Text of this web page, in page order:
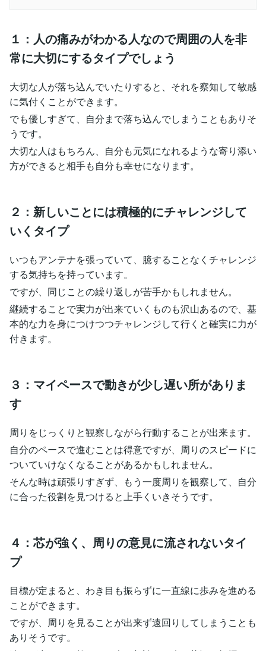
１：人の痛みがわかる人なので周囲の人を非
常に大切にするタイプでしょう
大切な人が落ち込んでいたりすると、それを察知して敏感
に気付くことができます。
でも優しすぎて、自分まで落ち込んでしまうこともありそ
うです。
大切な人はもちろん、自分も元気になれるような寄り添い
方ができると相手も自分も幸せになります。
２：新しいことには積極的にチャレンジして
いくタイプ
いつもアンテナを張っていて、臆することなくチャレンジ
する気持ちを持っています。
ですが、同じことの繰り返しが苦手かもしれません。
継続することで実力が出来ていくものも沢山あるので、基
本的な力を身につけつつチャレンジして行くと確実に力が
付きます。
３：マイペースで動きが少し遅い所がありま
す
周りをじっくりと観察しながら行動することが出来ます。
自分のペースで進むことは得意ですが、周りのスピードに
ついていけなくなることがあるかもしれません。
そんな時は頑張りすぎず、もう一度周りを観察して、自分
に合った役割を見つけると上手くいきそうです。
４：芯が強く、周りの意見に流されないタイ
プ
目標が定まると、わき目も振らずに一直線に歩みを進める
ことができます。
ですが、周りを見ることが出来ず遠回りしてしまうことも
ありそうです。